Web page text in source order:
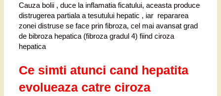
Cauza bolii , duce la inflamatia ficatului, aceasta produce
distrugerea partiala a tesutului hepatic , iar repararea
zonei distruse se face prin fibroza, cel mai avansat grad
de bibroza hepatica (fibroza gradul 4) fiind ciroza
hepatica
Ce simti atunci cand hepatita
evolueaza catre ciroza